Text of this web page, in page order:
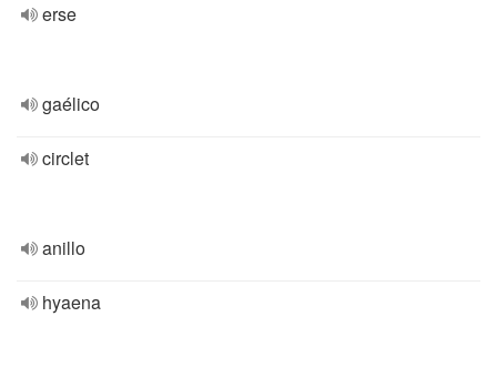
erse
gaélico
circlet
anillo
hyaena